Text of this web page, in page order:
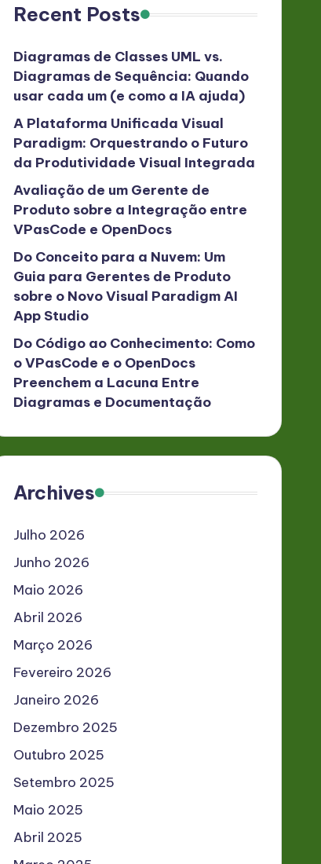
Recent Posts
Diagramas de Classes UML vs.
Diagramas de Sequência: Quando
usar cada um (e como a IA ajuda)
A Plataforma Unificada Visual
Paradigm: Orquestrando o Futuro
da Produtividade Visual Integrada
Avaliação de um Gerente de
Produto sobre a Integração entre
VPasCode e OpenDocs
Do Conceito para a Nuvem: Um
Guia para Gerentes de Produto
sobre o Novo Visual Paradigm AI
App Studio
Do Código ao Conhecimento: Como
o VPasCode e o OpenDocs
Preenchem a Lacuna Entre
Diagramas e Documentação
Archives
Julho 2026
Junho 2026
Maio 2026
Abril 2026
Março 2026
Fevereiro 2026
Janeiro 2026
Dezembro 2025
Outubro 2025
Setembro 2025
Maio 2025
Abril 2025